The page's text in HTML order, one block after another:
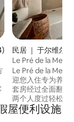
分（满分 5 分），
民居 ｜ 于尔维尔-
Le Pré de la Mer “
浴缸）
Le Pré de la Mer
迎您入住专为养生打
套房经过全面翻新
两个人度过轻松的假期。 让自
躺式按摩浴缸及其
隐私的环境中享受完
屋便利设施